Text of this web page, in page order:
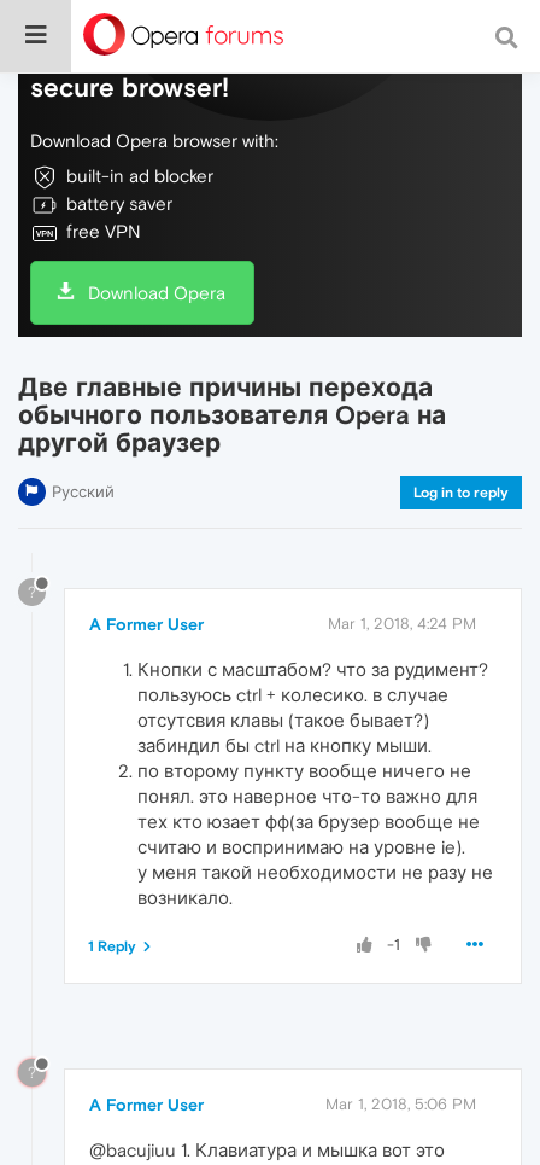
Do more on the web, with a fast and
secure browser!
Download Opera browser with:
built-in ad blocker
battery saver
free VPN
Download Opera
Две главные причины перехода
обычного пользователя Opera на
другой браузер
Русский Log in to reply
?
A Former User Mar 1, 2018, 4:24 PM
Кнопки с масштабом? что за рудимент?
пользуюсь ctrl + колесико. в случае
отсутсвия клавы (такое бывает?)
забиндил бы ctrl на кнопку мыши.
по второму пункту вообще ничего не
понял. это наверное что-то важно для
тех кто юзает фф(за брузер вообще не
считаю и воспринимаю на уровне ie).
у меня такой необходимости не разу не
возникало.
-1
1 Reply
?
A Former User Mar 1, 2018, 5:06 PM
@bacujiuu 1. Клавиатура и мышка вот это